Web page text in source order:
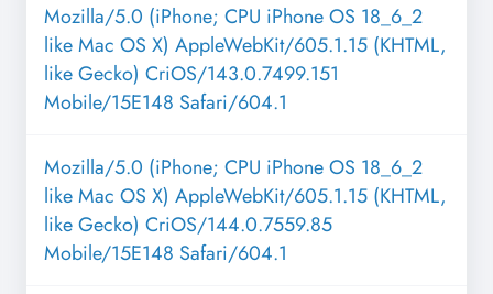
Mozilla/5.0 (iPhone; CPU iPhone OS 18_6_2
like Mac OS X) AppleWebKit/605.1.15 (KHTML,
like Gecko) CriOS/143.0.7499.151
Mobile/15E148 Safari/604.1
Mozilla/5.0 (iPhone; CPU iPhone OS 18_6_2
like Mac OS X) AppleWebKit/605.1.15 (KHTML,
like Gecko) CriOS/144.0.7559.85
Mobile/15E148 Safari/604.1